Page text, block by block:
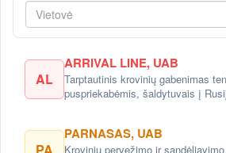
Vietovė
AL
ARRIVAL LINE, UAB
Tarptautinis krovinių gabenimas
puspriekabėmis, šaldytuvais į
PA
PARNASAS, UAB
Krovinių pervežimo ir sandėliavimo